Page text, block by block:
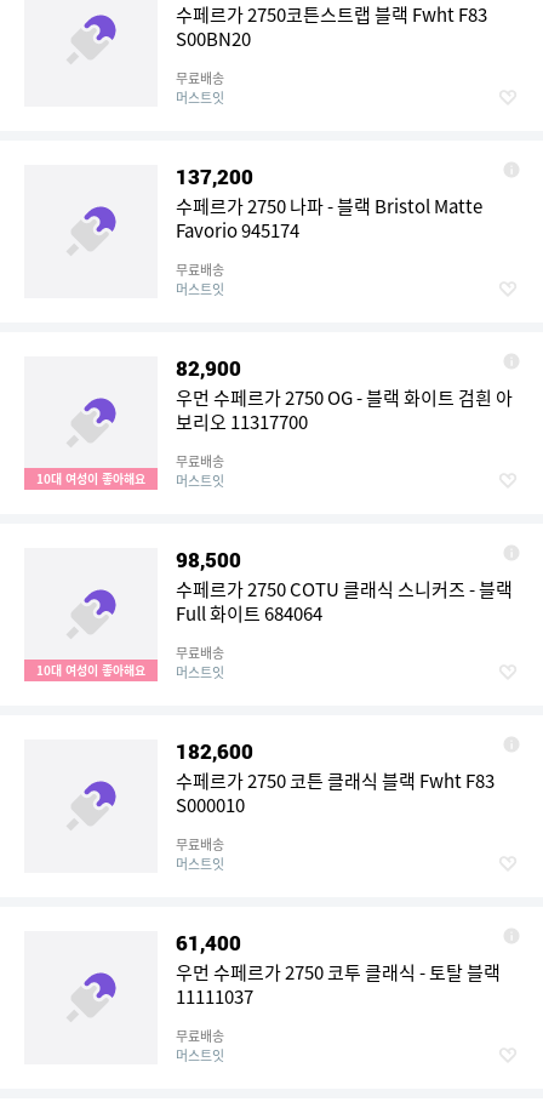
수페르가 2750코튼스트랩 블랙 Fwht F83
S00BN20
무료배송
머스트잇
137,200
수페르가 2750 나파 - 블랙 Bristol Matte
Favorio 945174
무료배송
머스트잇
10대 여성이 좋아해요
82,900
우먼 수페르가 2750 OG - 블랙 화이트 검흰 아
보리오 11317700
무료배송
머스트잇
10대 여성이 좋아해요
98,500
수페르가 2750 COTU 클래식 스니커즈 - 블랙
Full 화이트 684064
무료배송
머스트잇
182,600
수페르가 2750 코튼 클래식 블랙 Fwht F83
S000010
무료배송
머스트잇
61,400
우먼 수페르가 2750 코투 클래식 - 토탈 블랙
11111037
무료배송
머스트잇